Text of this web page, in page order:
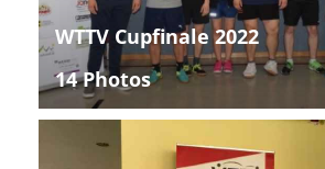
WTTV Cupfinale 2022
14 Photos